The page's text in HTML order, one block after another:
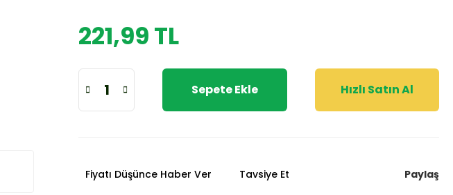
221,99 TL
Sepete Ekle Hızlı Satın Al
Fiyatı Düşünce Haber Ver Tavsiye Et Paylaş